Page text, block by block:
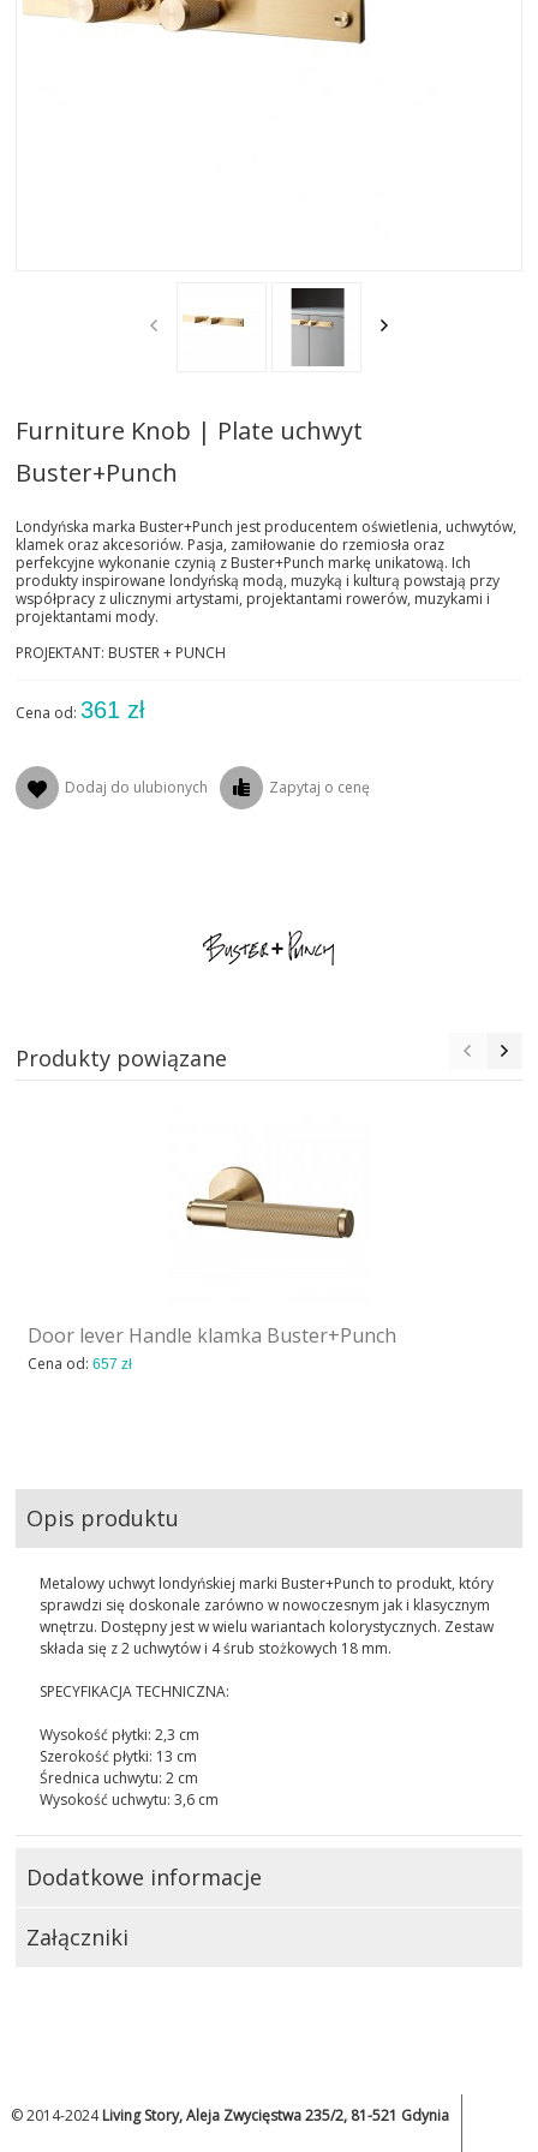
AKTUALNOSCI
Furniture Knob | Plate uchwyt
Buster+Punch
Londyńska marka Buster+Punch jest producentem oświetlenia, uchwytów,
klamek oraz akcesoriów. Pasja, zamiłowanie do rzemiosła oraz
perfekcyjne wykonanie czynią z Buster+Punch markę unikatową. Ich
produkty inspirowane londyńską modą, muzyką i kulturą powstają przy
współpracy z ulicznymi artystami, projektantami rowerów, muzykami i
projektantami mody.
PROJEKTANT: BUSTER + PUNCH
Cena od:361 zł
Dodaj do ulubionych Zapytaj o cenę
Produkty powiązane
Door lever Handle klamka Buster+Punch
Cena od:657 zł
Opis produktu
Metalowy uchwyt londyńskiej marki Buster+Punch to produkt, który
sprawdzi się doskonale zarówno w nowoczesnym jak i klasycznym
wnętrzu. Dostępny jest w wielu wariantach kolorystycznych. Zestaw
składa się z 2 uchwytów i 4 śrub stożkowych 18 mm.
SPECYFIKACJA TECHNICZNA:
Wysokość płytki: 2,3 cm
Szerokość płytki: 13 cm
Średnica uchwytu: 2 cm
Wysokość uchwytu: 3,6 cm
Dodatkowe informacje
Załączniki
© 2014-2024Living Story, Aleja Zwycięstwa 235/2, 81-521 Gdynia